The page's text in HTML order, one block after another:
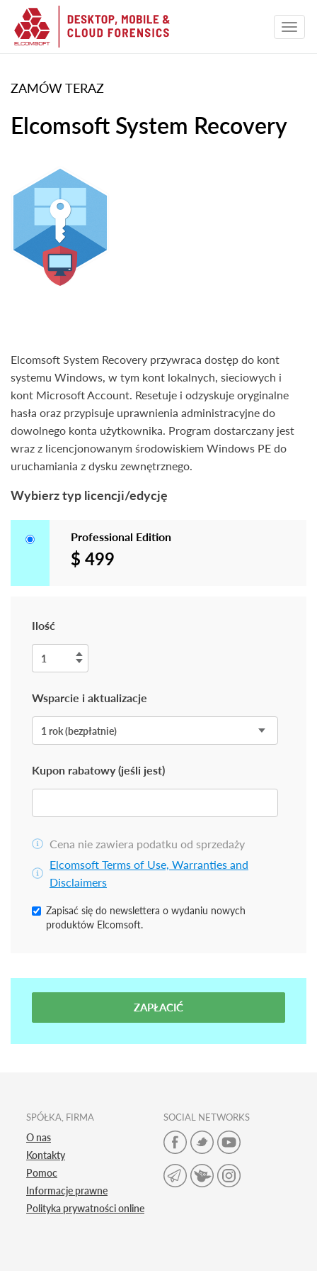
ZAMÓW TERAZ
Elcomsoft System Recovery
Elcomsoft System Recovery przywraca dostęp do kont
systemu Windows, w tym kont lokalnych, sieciowych i
kont Microsoft Account. Resetuje i odzyskuje oryginalne
hasła oraz przypisuje uprawnienia administracyjne do
dowolnego konta użytkownika. Program dostarczany jest
wraz z licencjonowanym środowiskiem Windows PE do
uruchamiania z dysku zewnętrznego.
Wybierz typ licencji/edycję
Professional Edition
$ 499
Ilość
Wsparcie i aktualizacje
Kupon rabatowy (jeśli jest)
Cena nie zawiera podatku od sprzedaży
Elcomsoft Terms of Use, Warranties and
Disclaimers
Zapisać się do newslettera o wydaniu nowych
produktów Elcomsoft.
ZAPŁACIĆ
SPÓŁKA, FIRMA
O nas
Kontakty
Pomoc
Informacje prawne
Polityka prywatności online
SOCIAL NETWORKS